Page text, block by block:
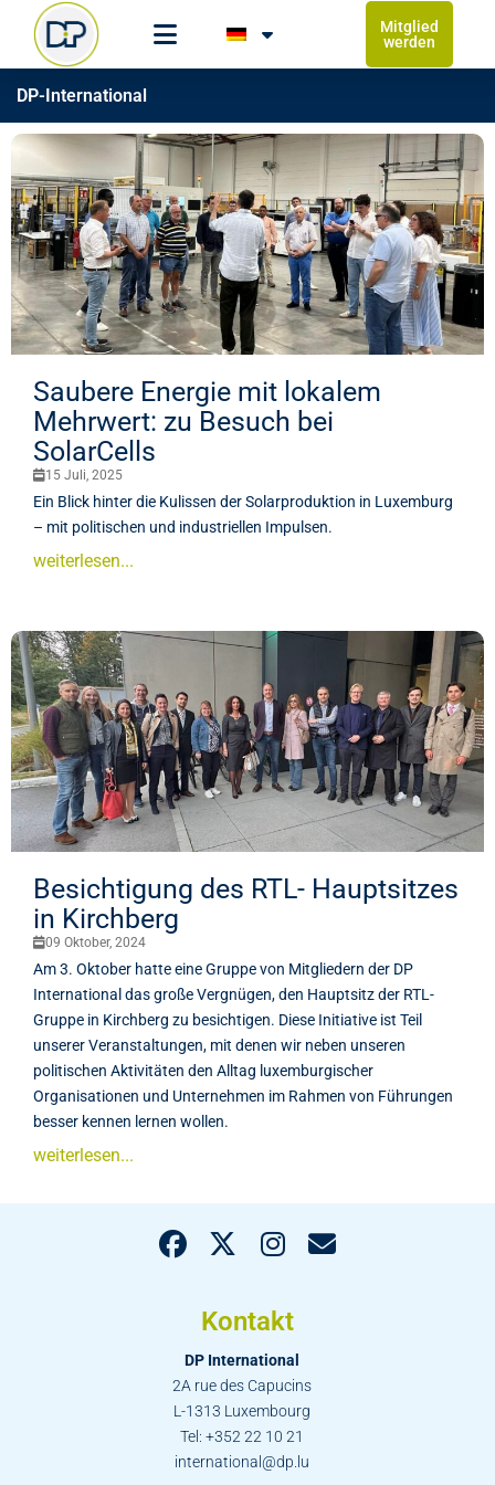
Mitglied
werden
DP-International
Saubere Energie mit lokalem
Mehrwert: zu Besuch bei
SolarCells
15 Juli, 2025
Ein Blick hinter die Kulissen der Solarproduktion in Luxemburg
– mit politischen und industriellen Impulsen.
weiterlesen...
Besichtigung des RTL- Hauptsitzes
in Kirchberg
09 Oktober, 2024
Am 3. Oktober hatte eine Gruppe von Mitgliedern der DP
International das große Vergnügen, den Hauptsitz der RTL-
Gruppe in Kirchberg zu besichtigen. Diese Initiative ist Teil
unserer Veranstaltungen, mit denen wir neben unseren
politischen Aktivitäten den Alltag luxemburgischer
Organisationen und Unternehmen im Rahmen von Führungen
besser kennen lernen wollen.
weiterlesen...
Kontakt
DP International
2A rue des Capucins
L-1313 Luxembourg
Tel: +352 22 10 21
international@dp.lu